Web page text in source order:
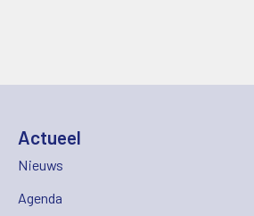
Actueel
Nieuws
Agenda